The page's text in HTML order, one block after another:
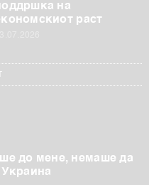
на
раст
до мене, немаше да